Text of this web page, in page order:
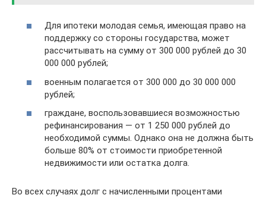
Для ипотеки молодая семья, имеющая право на
поддержку со стороны государства, может
рассчитывать на сумму от 300 000 рублей до 30
000 000 рублей;
военным полагается от 300 000 до 30 000 000
рублей;
граждане, воспользовавшиеся возможностью
рефинансирования — от 1 250 000 рублей до
необходимой суммы. Однако она не должна быть
больше 80% от стоимости приобретенной
недвижимости или остатка долга.
Во всех случаях долг с начисленными процентами